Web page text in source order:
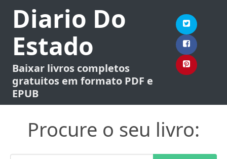
Diario Do
Estado
Baixar livros completos
gratuitos em formato PDF e
EPUB
Procure o seu livro: